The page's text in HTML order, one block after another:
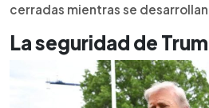
cerradas mientras se
La seguridad de